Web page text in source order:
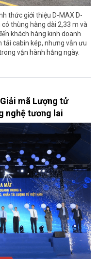
thức giới thiệu D-MAX D-
thùng hàng dài 2,33 m và
khách hàng kinh doanh
tải cabin kép, nhưng vẫn ưu
vận hành hằng ngày.
mã Lượng tử
nghệ tương lai